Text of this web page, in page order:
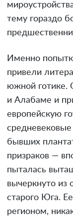
тему гораздо
Именно
привели
южной готике.
и Алабаме и
европейскую
бывших
призраков —
пыталась
вычеркнуто из
старого Юга.
регионом,